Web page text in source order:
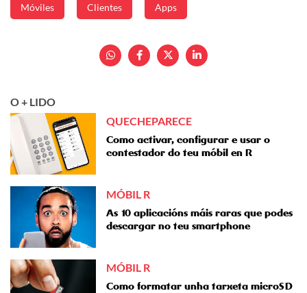
Móviles Clientes Apps
O + LIDO
QUECHEPARECE
Como activar, configurar e usar o
contestador do teu móbil en R
MÓBIL R
As 10 aplicacións máis raras que podes
descargar no teu smartphone
MÓBIL R
Como formatar unha tarxeta microSD